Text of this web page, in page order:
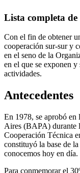
Lista completa de
Con el fin de obtener
cooperación sur-sur y
en el seno de la
en el que se exponen
actividades.
Antecedentes
En 1978, se aprobó
Aires (BAPA) durante
Cooperación Técnica
constituyó la base de
conocemos hoy en día.
Para conmemorar el